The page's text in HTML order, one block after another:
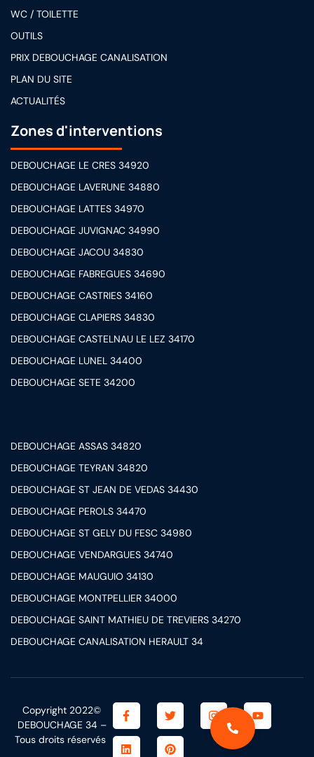
WC / TOILETTE
OUTILS
PRIX DEBOUCHAGE CANALISATION
PLAN DU SITE
ACTUALITÉS
Zones d'interventions
DEBOUCHAGE LE CRES 34920
DEBOUCHAGE LAVERUNE 34880
DEBOUCHAGE LATTES 34970
DEBOUCHAGE JUVIGNAC 34990
DEBOUCHAGE JACOU 34830
DEBOUCHAGE FABREGUES 34690
DEBOUCHAGE CASTRIES 34160
DEBOUCHAGE CLAPIERS 34830
DEBOUCHAGE CASTELNAU LE LEZ 34170
DEBOUCHAGE LUNEL 34400
DEBOUCHAGE SETE 34200
DEBOUCHAGE ASSAS 34820
DEBOUCHAGE TEYRAN 34820
DEBOUCHAGE ST JEAN DE VEDAS 34430
DEBOUCHAGE PEROLS 34470
DEBOUCHAGE ST GELY DU FESC 34980
DEBOUCHAGE VENDARGUES 34740
DEBOUCHAGE MAUGUIO 34130
DEBOUCHAGE MONTPELLIER 34000
DEBOUCHAGE SAINT MATHIEU DE TREVIERS 34270
DEBOUCHAGE CANALISATION HERAULT 34
Copyright 2022©
DEBOUCHAGE 34 –
Tous droits réservés